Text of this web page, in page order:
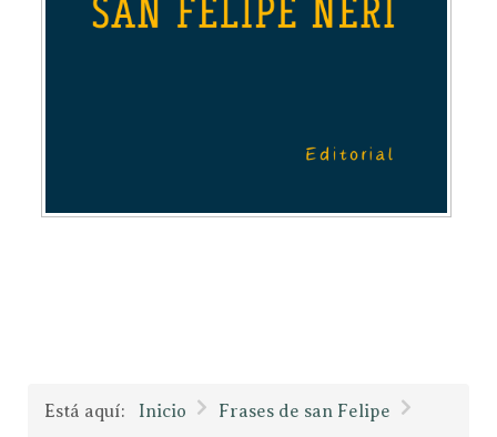
Está aquí: Inicio
Frases de san Felipe